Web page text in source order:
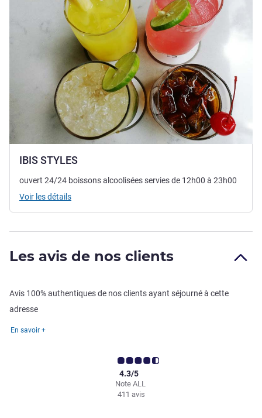
IBIS STYLES
ouvert 24/24 boissons alcoolisées servies de 12h00 à 23h00
Voir les détails
Les avis de nos clients
Avis 100% authentiques de nos clients ayant séjourné à cette
adresse
En savoir +
Note ALL
4.3/5
411 avis